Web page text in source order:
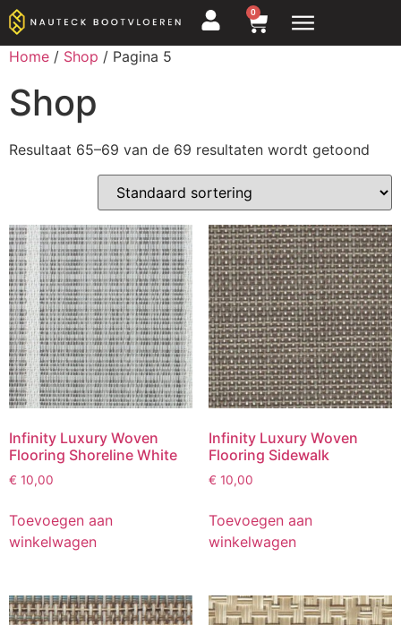
0
Home / Shop / Pagina 5
Shop
Resultaat 65–69 van de 69 resultaten wordt getoond
Infinity Luxury Woven
Flooring Shoreline White
€ 10,00
Toevoegen aan
winkelwagen
Infinity Luxury Woven
Flooring Sidewalk
€ 10,00
Toevoegen aan
winkelwagen